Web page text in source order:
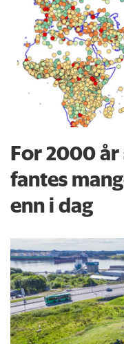
For 2000 år
fantes
enn i dag